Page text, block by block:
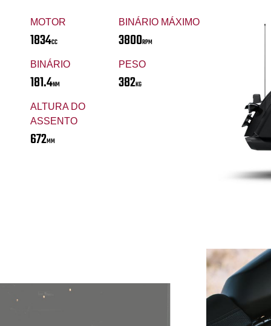
MOTOR
1834CC
BINÁRIO MÁXIMO
3800RPM
BINÁRIO
181.4NM
PESO
382KG
ALTURA DO
ASSENTO
672MM